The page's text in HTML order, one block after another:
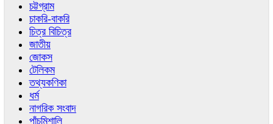
চট্টগ্রাম
চাকরি-বাকরি
চিত্র বিচিত্র
জাতীয়
জোকস
টেলিকম
তথ্যকণিকা
ধর্ম
নাগরিক সংবাদ
পাঁচমিশালি